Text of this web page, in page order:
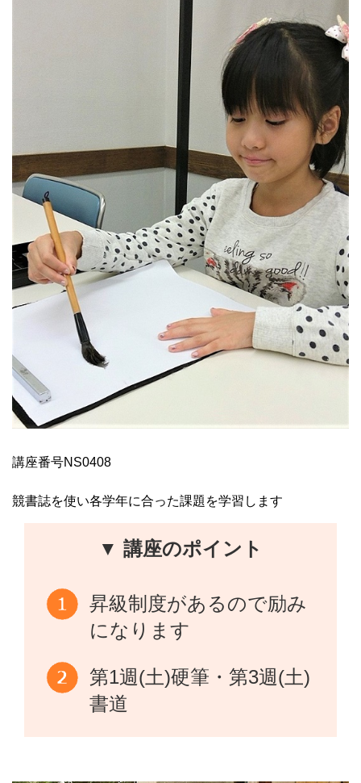
講座番号NS0408
競書誌を使い各学年に合った課題を学習します
▼ 講座のポイント
昇級制度があるので励み
になります
第1週(土)硬筆・第3週(土)
書道